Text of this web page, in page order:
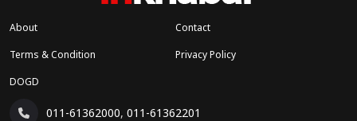
About
Contact
Terms & Condition
Privacy Policy
DOGD
011-61362000, 011-61362201